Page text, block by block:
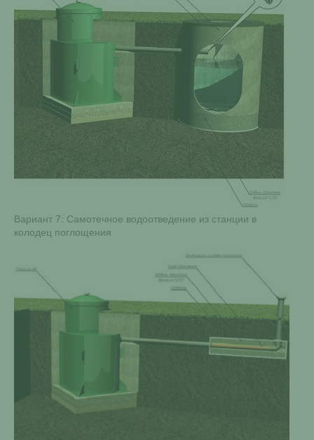
Вариант 7: Самотечное водоотведение из станции в
колодец поглощения